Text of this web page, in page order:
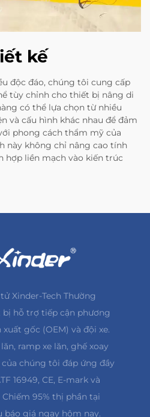
kế
độc đáo, chúng tôi cung cấp
tùy chỉnh cho thiết bị nâng di
có thể lựa chọn từ nhiều
và cấu hình khác nhau để đảm
phong cách thẩm mỹ của
này không chỉ nâng cao tính
liền mạch vào kiến trúc
Xinder-Tech Thường
bị hỗ trợ tiếp cận phương
gốc (OEM) và đội xe.
ramp xe lăn, ghế xoay
chúng tôi đáp ứng đầy
16949, CE, E-mark và
95% thị phần tại
báo giá ngay hôm nay.